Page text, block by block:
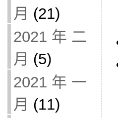
月 (21)
2021 年 二
月 (5)
2021 年 一
月 (11)